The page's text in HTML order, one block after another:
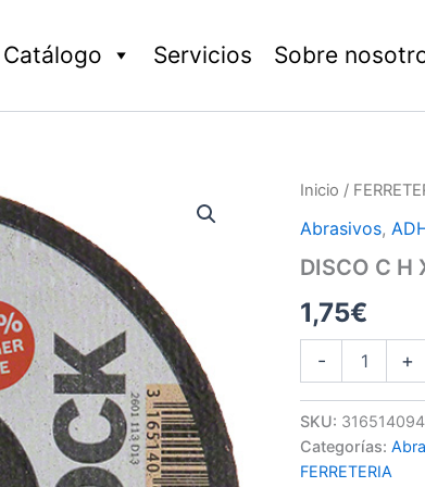
Catálogo Servicios Sobre
Inicio /
Abrasivos,
DISCO C H
1,75€
-
DISCO
H
METAL/INOX
+
SKU:
Categorías:
FERRETERIA